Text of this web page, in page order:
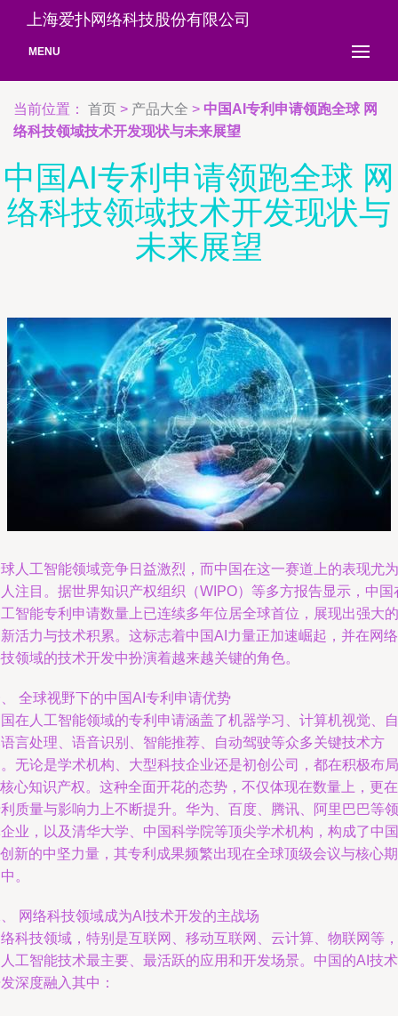
上海爱扑网络科技股份有限公司
MENU
当前位置： 首页 > 产品大全 > 中国AI专利申请领跑全球 网
络科技领域技术开发现状与未来展望
中国AI专利申请领跑全球 网
络科技领域技术开发现状与
未来展望
人工智能领域竞争日益激烈，而中国在这一赛道上的表现尤为
注目。据世界知识产权组织（WIPO）等多方报告显示，中国
智能专利申请数量上已连续多年位居全球首位，展现出强大的
活力与技术积累。这标志着中国AI力量正加速崛起，并在网络
领域的技术开发中扮演着越来越关键的角色。
全球视野下的中国AI专利申请优势
在人工智能领域的专利申请涵盖了机器学习、计算机视觉、自
言处理、语音识别、智能推荐、自动驾驶等众多关键技术方
无论是学术机构、大型科技企业还是初创公司，都在积极布局
心知识产权。这种全面开花的态势，不仅体现在数量上，更在
质量与影响力上不断提升。华为、百度、腾讯、阿里巴巴等领
业，以及清华大学、中国科学院等顶尖学术机构，构成了中国
新的中坚力量，其专利成果频繁出现在全球顶级会议与核心期
。
网络科技领域成为AI技术开发的主战场
科技领域，特别是互联网、移动互联网、云计算、物联网等，
工智能技术最主要、最活跃的应用和开发场景。中国的AI技术
深度融入其中：